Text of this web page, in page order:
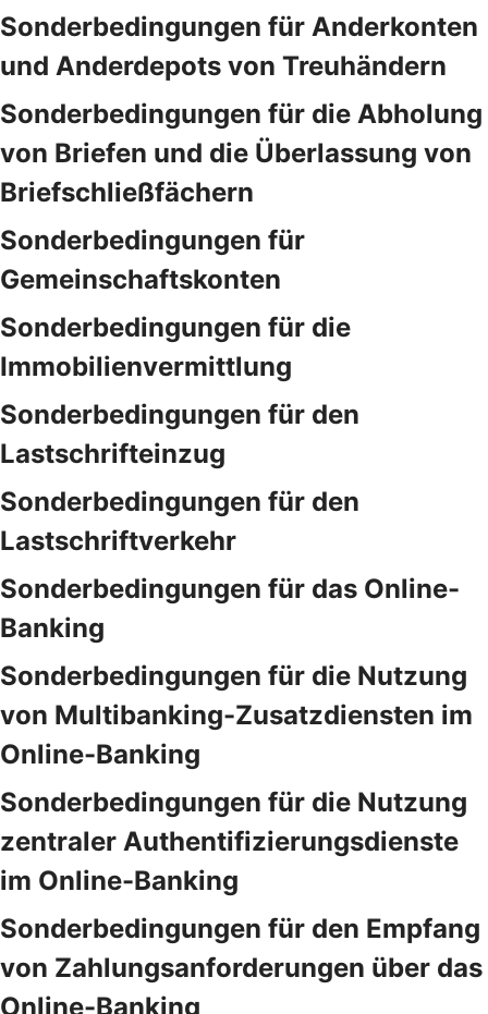
Sonderbedingungen für Anderkonten
und Anderdepots von Treuhändern
Sonderbedingungen für die Abholung
von Briefen und die Überlassung von
Briefschließfächern
Sonderbedingungen für
Gemeinschaftskonten
Sonderbedingungen für die
Immobilienvermittlung
Sonderbedingungen für den
Lastschrifteinzug
Sonderbedingungen für den
Lastschriftverkehr
Sonderbedingungen für das Online-
Banking
Sonderbedingungen für die Nutzung
von Multibanking-Zusatzdiensten im
Online-Banking
Sonderbedingungen für die Nutzung
zentraler Authentifizierungsdienste
im Online-Banking
Sonderbedingungen für den Empfang
von Zahlungsanforderungen über das
Online-Banking